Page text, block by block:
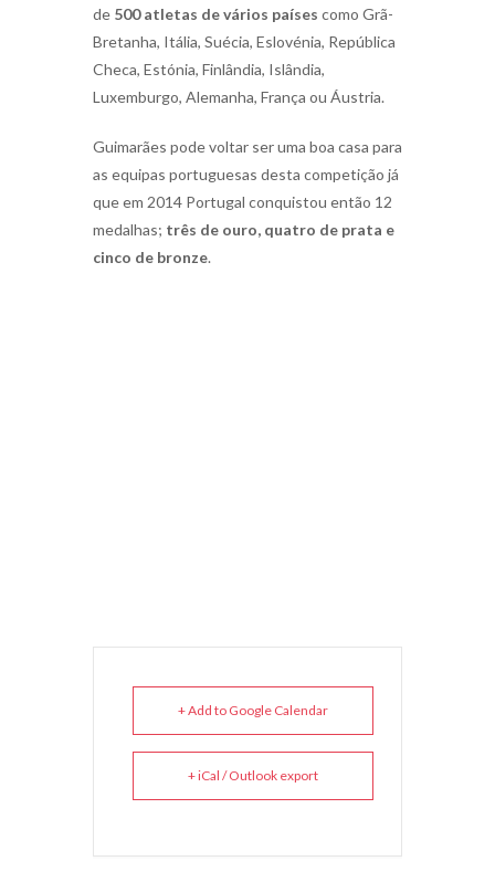
de 500 atletas de vários países como Grã-
Bretanha, Itália, Suécia, Eslovénia, República
Checa, Estónia, Finlândia, Islândia,
Luxemburgo, Alemanha, França ou Áustria.
Guimarães pode voltar ser uma boa casa para
as equipas portuguesas desta competição já
que em 2014 Portugal conquistou então 12
medalhas; três de ouro, quatro de prata e
cinco de bronze.
+ Add to Google Calendar
+ iCal / Outlook export